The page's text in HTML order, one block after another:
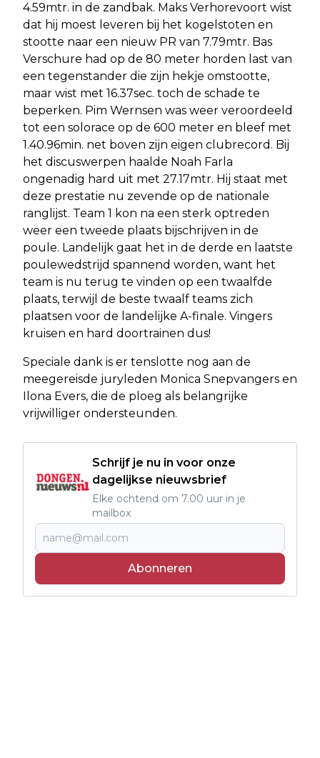
4.59mtr. in de zandbak. Maks Verhorevoort wist
dat hij moest leveren bij het kogelstoten en
stootte naar een nieuw PR van 7.79mtr. Bas
Verschure had op de 80 meter horden last van
een tegenstander die zijn hekje omstootte,
maar wist met 16.37sec. toch de schade te
beperken. Pim Wernsen was weer veroordeeld
tot een solorace op de 600 meter en bleef met
1.40.96min. net boven zijn eigen clubrecord. Bij
het discuswerpen haalde Noah Farla
ongenadig hard uit met 27.17mtr. Hij staat met
deze prestatie nu zevende op de nationale
ranglijst. Team 1 kon na een sterk optreden
weer een tweede plaats bijschrijven in de
poule. Landelijk gaat het in de derde en laatste
poulewedstrijd spannend worden, want het
team is nu terug te vinden op een twaalfde
plaats, terwijl de beste twaalf teams zich
plaatsen voor de landelijke A-finale. Vingers
kruisen en hard doortrainen dus!
Speciale dank is er tenslotte nog aan de
meegereisde juryleden Monica Snepvangers en
Ilona Evers, die de ploeg als belangrijke
vrijwilliger ondersteunden.
Schrijf je nu in voor onze
dagelijkse nieuwsbrief
Elke ochtend om 7.00 uur in je
mailbox
Abonneren